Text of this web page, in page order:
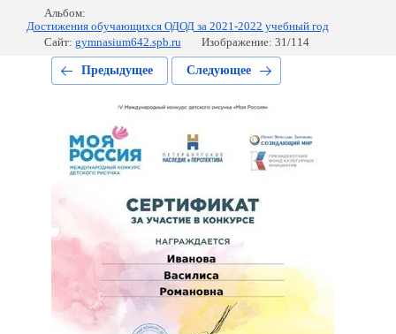
Альбом:
Достижения обучающихся ОДОД за 2021-2022 учебный год
Сайт: gymnasium642.spb.ru Изображение: 31/114
Предыдущее Следующее